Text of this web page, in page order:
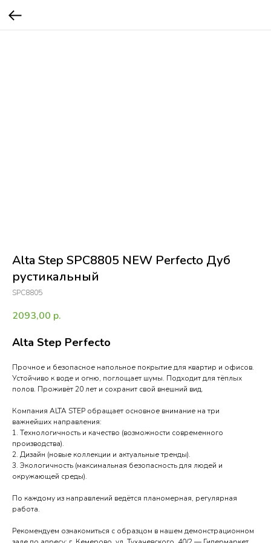
Alta Step SPC8805 NEW Perfecto Дуб
рустикальный
SPC8805
2093,00 р.
Alta Step Perfecto
Прочное и безопасное напольное покрытие для квартир и офисов.
Устойчиво к воде и огню, поглощает шумы. Подходит для тёплых
полов. Проживёт 20 лет и сохранит свой внешний вид.
Компания ALTA STEP обращает основное внимание на три
важнейших направления:
1. Технологичность и качество (возможности современного
производства).
2. Дизайн (новые коллекции и актуальные тренды).
3. Экологичность (максимальная безопасность для людей и
окружающей среды).
По каждому из направлений ведётся планомерная, регулярная
работа.
Рекомендуем ознакомиться с образцом в нашем демонстрационном